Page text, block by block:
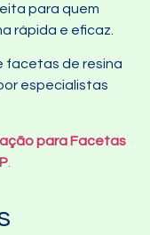
para quem
rápida e eficaz.
facetas de resina
especialistas
para Facetas